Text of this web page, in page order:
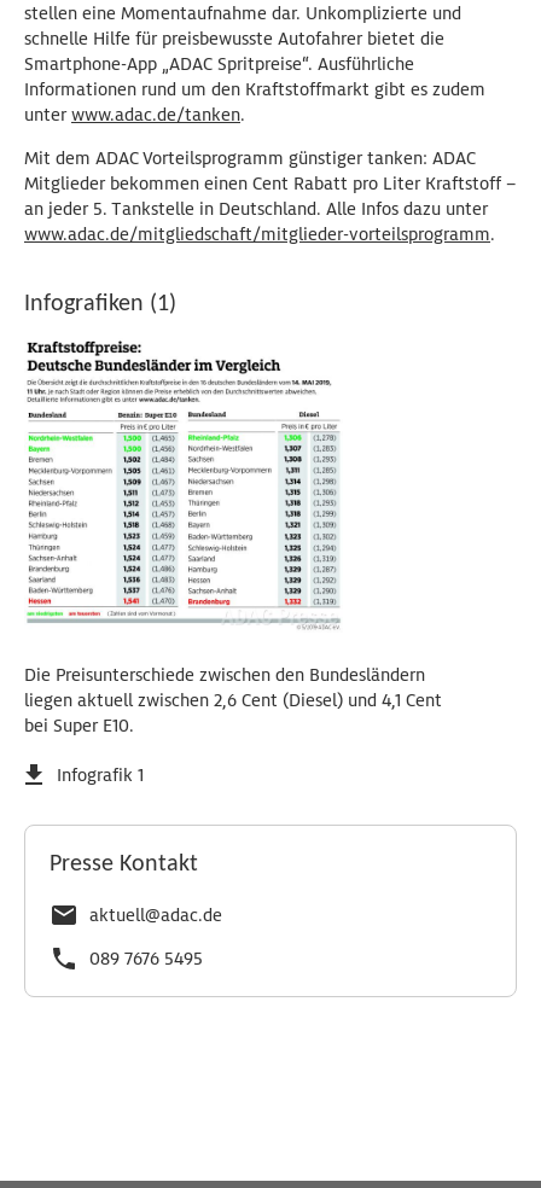
stellen eine Momentaufnahme dar. Unkomplizierte und
schnelle Hilfe für preisbewusste Autofahrer bietet die
Smartphone-App „ADAC Spritpreise“. Ausführliche
Informationen rund um den Kraftstoffmarkt gibt es zudem
unterwww.adac.de/tanken.
Mit dem ADAC Vorteilsprogramm günstiger tanken: ADAC
Mitglieder bekommen einen Cent Rabatt pro Liter Kraftstoff –
an jeder 5. Tankstelle in Deutschland. Alle Infos dazu unter
www.adac.de/mitgliedschaft/mitglieder-vorteilsprogramm.
Infografiken (1)
Die Preisunterschiede zwischen den Bundesländern
liegen aktuell zwischen 2,6 Cent (Diesel) und 4,1 Cent
bei Super E10.
Infografik 1
Presse Kontakt
aktuell@adac.de
089 7676 5495